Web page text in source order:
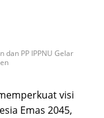
dan PP IPPNU Gelar
visi
Emas 2045,